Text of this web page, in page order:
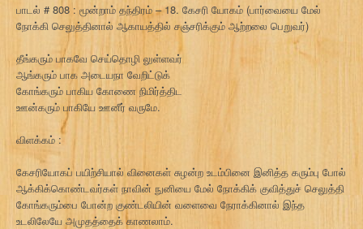
பாடல் # 808 : மூன்றாம் தந்திரம் – 18. கேசரி யோகம் (பார்வையை மேல்
நோக்கி செலுத்தினால் ஆகாயத்தில் சஞ்சரிக்கும் ஆற்றலை பெறுவர்)
தீங்கரும் பாகவே செய்தொழி லுள்ளவர்
ஆங்கரும் பாக அடையநா வேறிட்டுக்
கோங்கரும் பாகிய கோணை நிமிர்த்திட
ஊன்கரும் பாகியே ஊனீர் வருமே.
விளக்கம் :
கேசரியோகப் பயிற்சியால் வினைகள் சுழன்ற உடம்பினை இனித்த கரும்பு போல்
ஆக்கிக்கொண்டவர்கள் நாவின் நுனியை மேல் நோக்கிக் குவித்துச் செலுத்தி
கோங்கரும்பை போன்ற குண்டலியின் வளைவை நேராக்கினால் இந்த
உடலிலேயே அமுதத்தைக் காணலாம்.